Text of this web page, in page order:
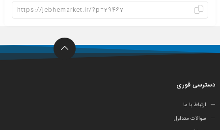
دسترسی فوری
ارتباط با ما
سوالات متداول